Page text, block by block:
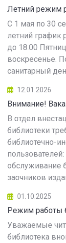
Летний режим
С 1 мая по 30
летний график
до 18.00
воскресенье.
санитарный
12.01.2026
Внимание!
В отдел
библиотеки
библиотечно-
обслуживание
заочников
01.10.2025
Режим работы
Уважаемые
библиотека